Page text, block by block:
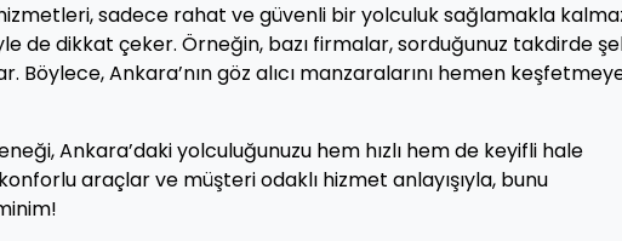
sadece rahat ve güvenli bir yolculuk sağlamakla
de dikkat çeker. Örneğin, bazı firmalar, sorduğunuz takdirde
Böylece, Ankara’nın göz alıcı manzaralarını hemen
Ankara’daki yolculuğunuzu hem hızlı hem de keyifli hale
araçlar ve müşteri odaklı hizmet anlayışıyla, bunu